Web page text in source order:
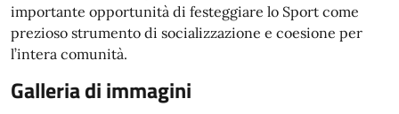
importante opportunità di festeggiare lo Sport come
prezioso strumento di socializzazione e coesione per
l’intera comunità.
Galleria di immagini